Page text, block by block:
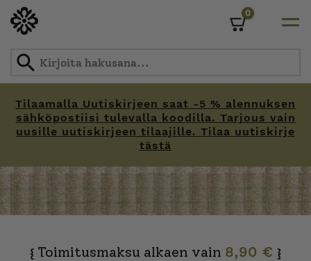
Tilaamalla Uutiskirjeen saat -5 % alennuksen
sähköpostiisi tulevalla koodilla. Tarjous vain
uusille uutiskirjeen tilaajille. Tilaa uutiskirje
tästä
0
{ Toimitusmaksu alkaen vain 8,90 € }